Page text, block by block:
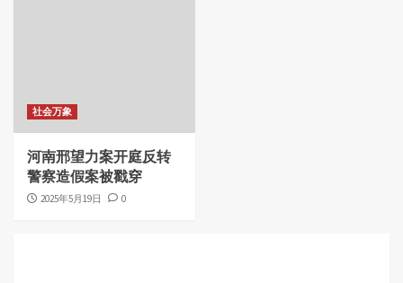
社会万象
河南邢望力案开庭反转
警察造假案被戳穿
2025年5月19日 0